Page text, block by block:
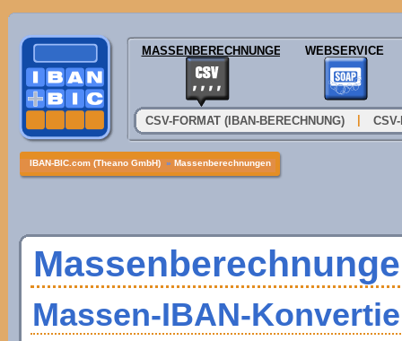
MASSENBERECHNUNGEN WEBSERVICE
CSV-FORMAT (IBAN-BERECHNUNG)
IBAN-BIC.com (Theano GmbH) » Massenberechnungen
Massen-IBAN-